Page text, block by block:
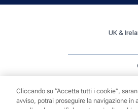
UK &
Cliccando su “Accetta tutti i cookie”,
avviso, potrai proseguire la navigazione